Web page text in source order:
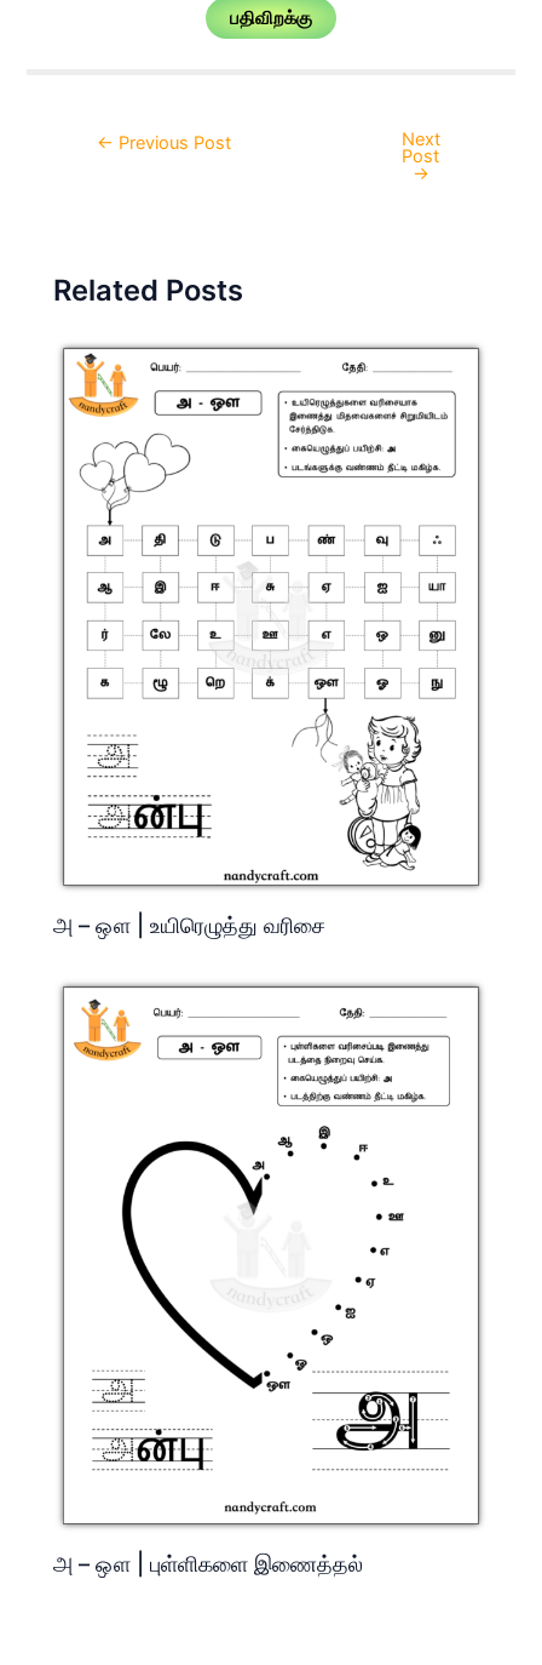
பதிவிறக்கு
Post← Previous Post Next
Post
→
Related Posts
அ – ஔ | உயிரெழுத்து வரிசை
அ – ஔ | புள்ளிகளை இணைத்தல்